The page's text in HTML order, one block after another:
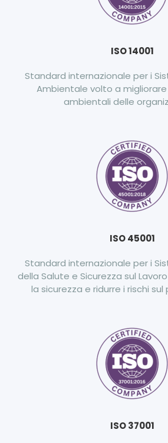
ISO 14001
Standard internazionale per i
Ambientale volto a
ambientali delle
ISO 45001
Standard internazionale per i
della Salute e Sicurezza sul
la sicurezza e ridurre i rischi
ISO 37001